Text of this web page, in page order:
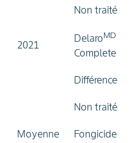
2021
Non traité
DelaroMD
Complete
Différence
Moyenne
Non traité
Fongicide